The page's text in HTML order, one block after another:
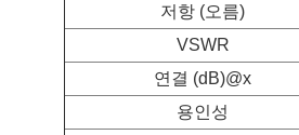
저항 (오름)
VSWR
연결 (dB)@x
용인성